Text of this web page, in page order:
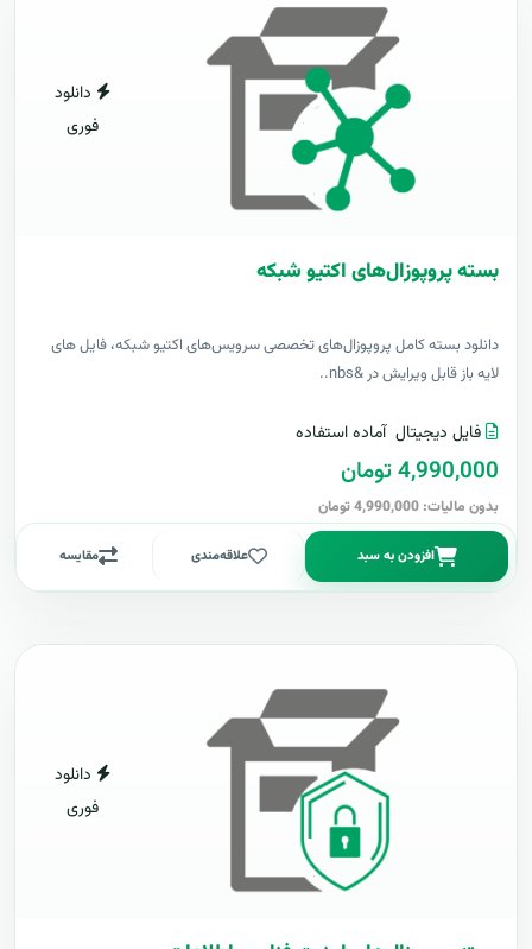
دانلود
فوری
بسته پروپوزال‌های اکتیو شبکه
دانلود بسته کامل پروپوزال‌های تخصصی سرویس‌های اکتیو شبکه، فایل های
لایه باز قابل ویرایش در &nbs..
فایل دیجیتال آماده استفاده
4,990,000 تومان
بدون مالیات: 4,990,000 تومان
افزودن به سبد علاقه‌مندی مقایسه
دانلود
فوری